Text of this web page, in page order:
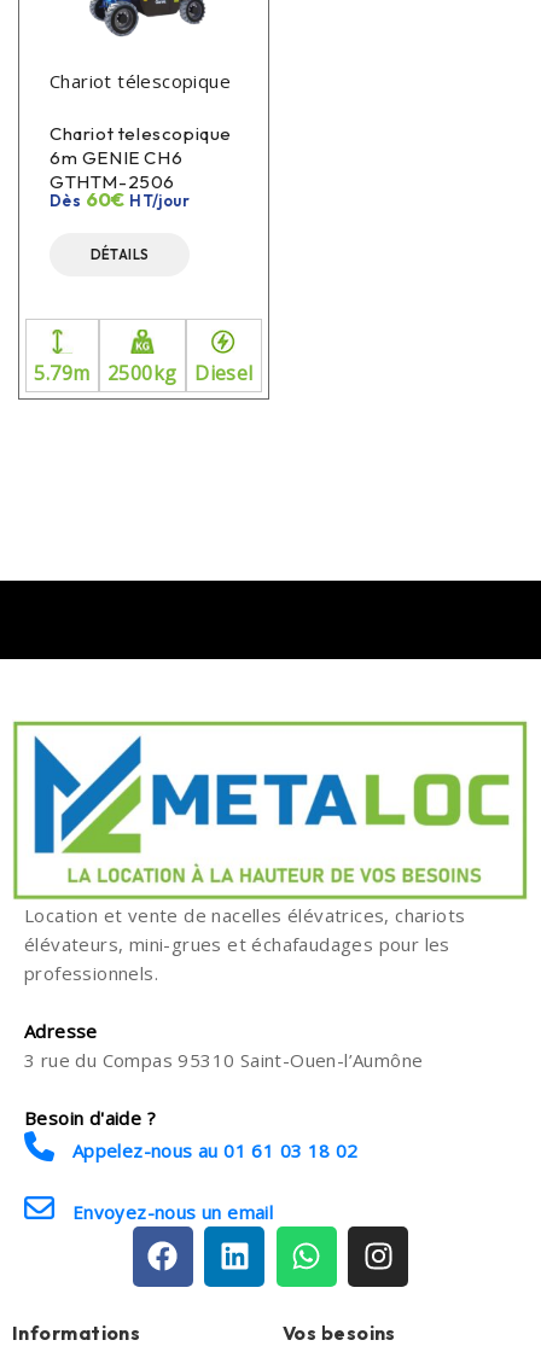
Chariot télescopique
Chariot telescopique
6m GENIE CH6
GTHTM-2506
Dès 60€ HT/jour
DÉTAILS
5.79m 2500kg Diesel
Location et vente de nacelles élévatrices, chariots
élévateurs, mini-grues et échafaudages pour les
professionnels.
Adresse
3 rue du Compas 95310 Saint-Ouen-l’Aumône
Besoin d'aide ?
Appelez-nous au 01 61 03 18 02
Envoyez-nous un email
Informations Vos besoins